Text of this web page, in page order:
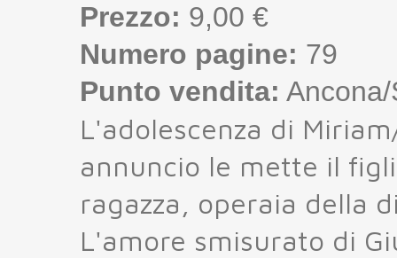
Prezzo: 9,00 €
Numero pagine: 79
Punto vendita:
L'adolescenza di
annuncio le mette il
ragazza, operaia della
L'amore smisurato di